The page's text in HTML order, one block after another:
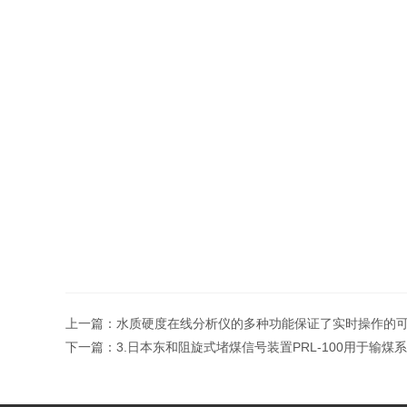
上一篇： 水质硬度在线分析仪的多种功能保证了实时操作的
下一篇： 3.日本东和阻旋式堵煤信号装置PRL-100用于输煤